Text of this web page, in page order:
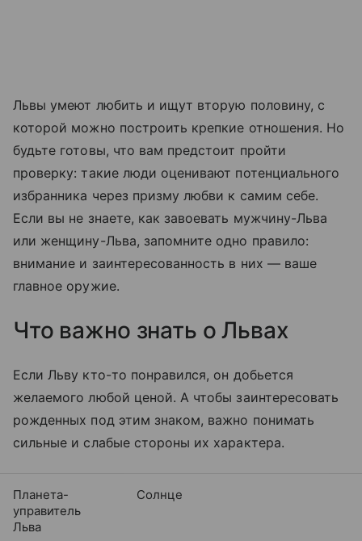
Львы умеют любить и ищут вторую половину, с
которой можно построить крепкие отношения. Но
будьте готовы, что вам предстоит пройти
проверку: такие люди оценивают потенциального
избранника через призму любви к самим себе.
Если вы не знаете, как завоевать мужчину-Льва
или женщину-Льва, запомните одно правило:
внимание и заинтересованность в них — ваше
главное оружие.
Что важно знать о Львах
Если Льву кто-то понравился, он добьется
желаемого любой ценой. А чтобы заинтересовать
рожденных под этим знаком, важно понимать
сильные и слабые стороны их характера.
Планета-
управитель
Льва
Солнце